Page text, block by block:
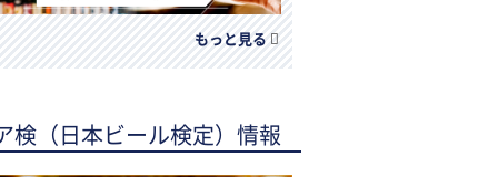
もっと見る
検（日本ビール検定）情報